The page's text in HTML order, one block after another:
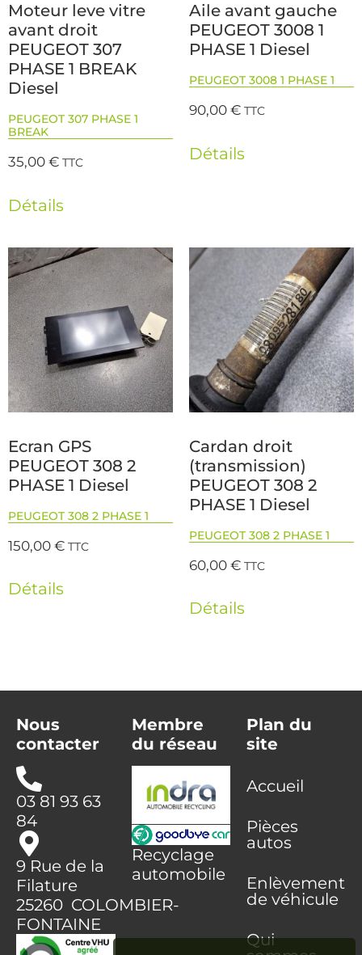
Moteur leve vitre
avant droit
PEUGEOT 307
PHASE 1 BREAK
Diesel
PEUGEOT 307 PHASE 1
BREAK
35,00€ TTC
Détails
Aile avant gauche
PEUGEOT 3008 1
PHASE 1 Diesel
PEUGEOT 3008 1 PHASE 1
90,00€ TTC
Détails
Ecran GPS
PEUGEOT 308 2
PHASE 1 Diesel
PEUGEOT 308 2 PHASE 1
150,00€ TTC
Détails
Cardan droit
(transmission)
PEUGEOT 308 2
PHASE 1 Diesel
PEUGEOT 308 2 PHASE 1
60,00€ TTC
Détails
Nous
contacter
03 81 93 63
84
9 Rue de la
Filature
25260 COLOMBIER-
FONTAINE
Membre
du réseau
Recyclage
automobile
Plan du
site
Accueil
Pièces
autos
Enlèvement
de véhicule
Qui